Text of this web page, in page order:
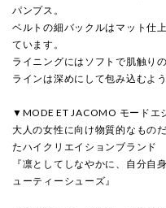
パンプス。
ベルトの細バックルはマット仕
ています。
ライニングにはソフトで肌触り
ラインは深めにして包み込むよ
▼MODE ET JACOMO モードエ
大人の女性に向け物質的なもの
たハイクリエイションブランド
『凛としてしなやかに、自分自
ューティーシューズ』